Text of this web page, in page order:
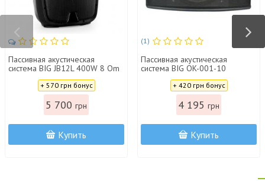
Пасcивная акустическая
система BIG JB12L 400W 8 Om
+ 570 грн бонус
5 700 грн
Купить
(1)
Пасcивная акустическая
система BIG OK-001-10
+ 420 грн бонус
4 195 грн
Купить